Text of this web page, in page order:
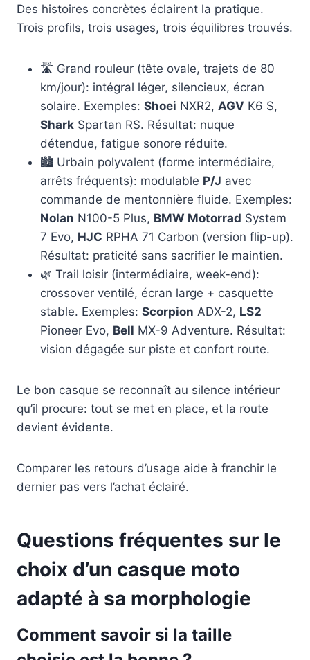
Des histoires concrètes éclairent la pratique.
Trois profils, trois usages, trois équilibres trouvés.
🛣️ Grand rouleur (tête ovale, trajets de 80
km/jour): intégral léger, silencieux, écran
solaire. Exemples: Shoei NXR2, AGV K6 S,
Shark Spartan RS. Résultat: nuque
détendue, fatigue sonore réduite.
🏙️ Urbain polyvalent (forme intermédiaire,
arrêts fréquents): modulable P/J avec
commande de mentonnière fluide. Exemples:
Nolan N100-5 Plus, BMW Motorrad System
7 Evo, HJC RPHA 71 Carbon (version flip-up).
Résultat: praticité sans sacrifier le maintien.
🌿 Trail loisir (intermédiaire, week-end):
crossover ventilé, écran large + casquette
stable. Exemples: Scorpion ADX-2, LS2
Pioneer Evo, Bell MX-9 Adventure. Résultat:
vision dégagée sur piste et confort route.
Le bon casque se reconnaît au silence intérieur
qu’il procure: tout se met en place, et la route
devient évidente.
Comparer les retours d’usage aide à franchir le
dernier pas vers l’achat éclairé.
Questions fréquentes sur le
choix d’un casque moto
adapté à sa morphologie
Comment savoir si la taille